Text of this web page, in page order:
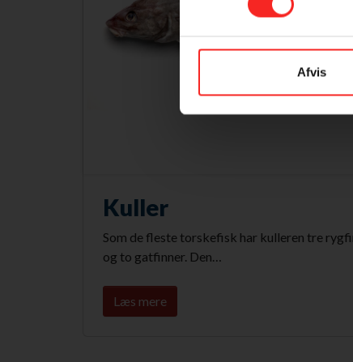
Afvis
Kuller
Som de fleste torskefisk har kulleren tre
og to gatfinner. Den…
Læs mere